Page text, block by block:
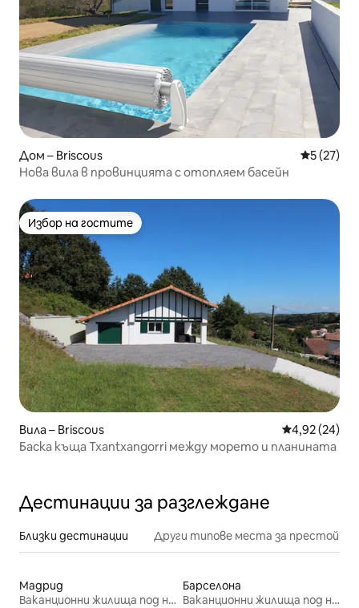
Дом – Briscous Средна
5 (27)
Нова вила в провинцията с отопляем басейн
Избор на гостите
Избор на гостите
Вила – Briscous Средна
4,92 (24)
Баска къща Txantxangorri между морето и планината
Дестинации за разглеждане
Близки дестинации Други типове места за престой
Мадрид
Ваканционни жилища под наем
Барселона
Ваканционни жилища под наем